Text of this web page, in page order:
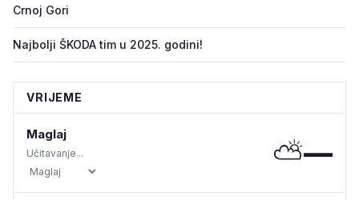
Crnoj Gori
Najbolji ŠKODA tim u 2025. godini!
VRIJEME
Maglaj
Učitavanje... ⛅—